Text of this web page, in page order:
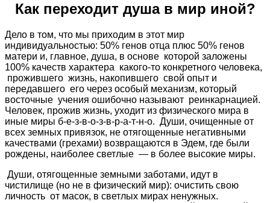
Как переходит душа в мир иной?
Дело в том, что мы приходим в этот мир
индивидуальностью: 50% генов отца плюс 50% генов
матери и, главное, душа, в основе которой заложены
100% качеств характера какого-то конкретного человека,
прожившего жизнь, накопившего свой опыт и
передавшего его через особый механизм, который
восточные учения ошибочно называют реинкарнацией.
Человек, прожив жизнь, уходит из физического мира в
иные миры б-е-з-в-о-з-в-р-а-т-н-о. Души, очищенные от
всех земных привязок, не отягощенные негативными
качествами (грехами) возвращаются в Эдем, где были
рождены, наиболее светлые — в более высокие миры.
Души, отягощенные земными заботами, идут в
чистилище (но не в физический мир): очистить свою
личность от масок, в светлых мирах ненужных.